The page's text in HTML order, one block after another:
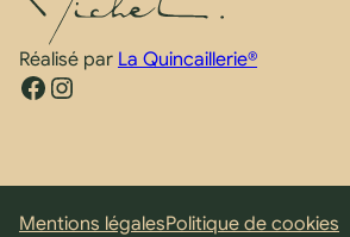
Réalisé par La Quincaillerie®
Facebook Instagram
Mentions légalesPolitique de cookies